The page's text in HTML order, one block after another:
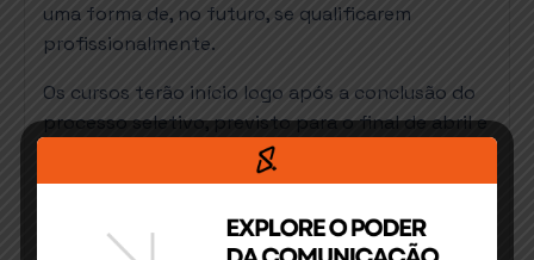
uma forma de, no futuro, se qualificarem
profissionalmente.
Os cursos terão início logo após a conclusão do
processo seletivo, previsto para o final de abril e
serão oferecidos a comunidade de forma
gratuita.
O edital pode ser consultado no Diário Oficial do